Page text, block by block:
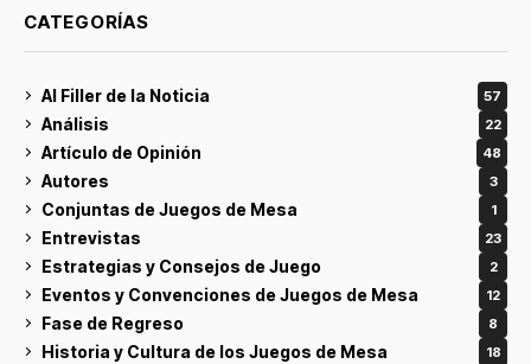
CATEGORÍAS
Al Filler de la Noticia 57
Análisis 22
Artículo de Opinión 48
Autores 3
Conjuntas de Juegos de Mesa 1
Entrevistas 23
Estrategias y Consejos de Juego 2
Eventos y Convenciones de Juegos de Mesa 12
Fase de Regreso 8
Historia y Cultura de los Juegos de Mesa 18